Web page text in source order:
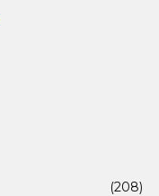
(208)